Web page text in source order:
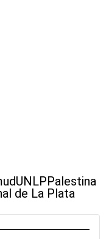
UNLPPalestina
de La Plata